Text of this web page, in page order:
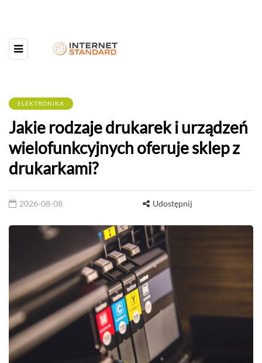
ELEKTRONIKA
Jakie rodzaje drukarek i urządzeń
wielofunkcyjnych oferuje sklep z
drukarkami?
2026-08-08 Udostępnij